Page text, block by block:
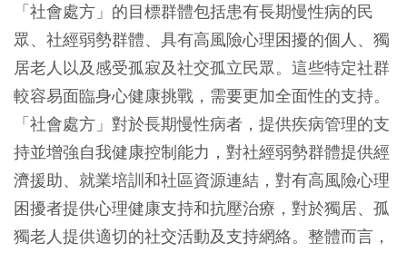
「社會處方」的目標群體包括患有長期慢性病的民
眾、社經弱勢群體、具有高風險心理困擾的個人、獨
居老人以及感受孤寂及社交孤立民眾。這些特定社群
較容易面臨身心健康挑戰，需要更加全面性的支持。
「社會處方」對於長期慢性病者，提供疾病管理的支
持並增強自我健康控制能力，對社經弱勢群體提供經
濟援助、就業培訓和社區資源連結，對有高風險心理
困擾者提供心理健康支持和抗壓治療，對於獨居、孤
獨老人提供適切的社交活動及支持網絡。整體而言，